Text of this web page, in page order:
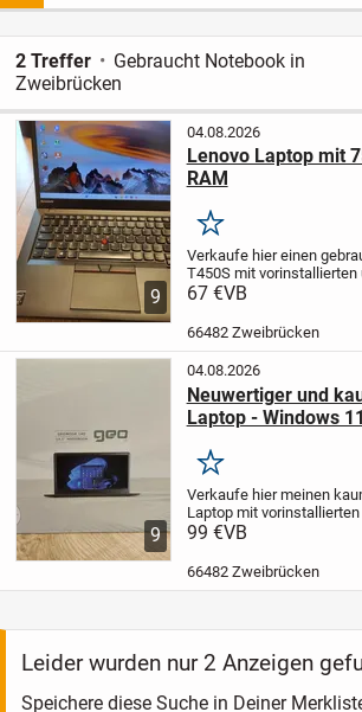
2 Treffer
Gebraucht Notebook in
Zweibrücken
9
04.08.2026
Lenovo Laptop mit
RAM
Merken
Verkaufe hier einen
T450S mit vorinstallierten
Windows 11.
1920x1080)- Intel
67 €VB
66482 Zweibrücken
9
04.08.2026
Neuwertiger und
Laptop - Windows 11
Merken
Verkaufe hier meinen
Laptop mit
Das Geobook 140 hat
hat folgende Merkmale :
99 €VB
66482 Zweibrücken
Leider wurden nur 2 Anzeigen
Speichere diese Suche in Deiner